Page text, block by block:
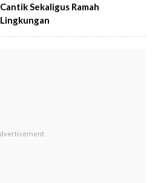
Cantik Sekaligus Ramah
Lingkungan